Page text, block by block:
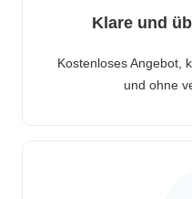
Klare und
Kostenloses Angebot,
und ohne